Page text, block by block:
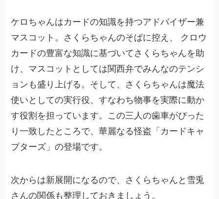
ケロちゃんはカードの知識を持つアドバイザー兼
マスコット。さくらちゃんのそばに控え、 クロウ
カードの豊富な知識に基づいてさくらちゃんを助
け、マスコットとしては関西弁でみんなのテンシ
ョンも盛り上げる。そして、さくらちゃんは魔法
使いとしての実行役、すなわち物事を実際に動か
す役割を担っています。この三人の歯車がぴった
り一致したところで、華麗なる怪盗「カードキャ
プターズ」の登場です。
次からは新展開になるので、さくらちゃんと雪兎
さんの関係も整理しておきましょう。